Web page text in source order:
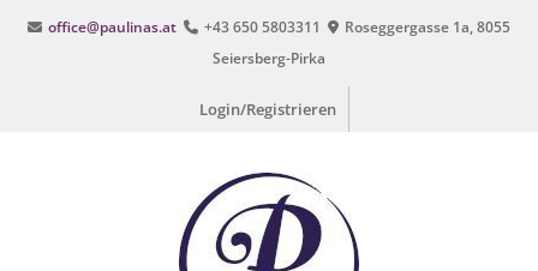
Inhalt
office@paulinas.at +43 650 5803311
Roseggergasse 1a, 8055
Seiersberg-Pirka
Login/Registrieren